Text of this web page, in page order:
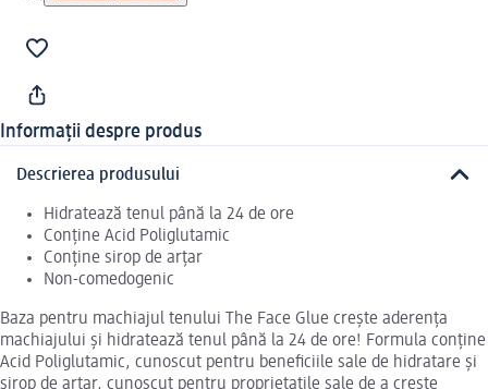
Informații despre produs
Descrierea produsului
Hidratează tenul până la 24 de ore
Conține Acid Poliglutamic
Conține sirop de arțar
Non-comedogenic
Baza pentru machiajul tenului The Face Glue crește aderența
machiajului și hidratează tenul până la 24 de ore! Formula conține
Acid Poliglutamic, cunoscut pentru beneficiile sale de hidratare și
sirop de arțar, cunoscut pentru proprietațile sale de a crește